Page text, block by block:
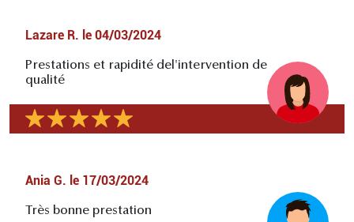
Lazare R. le 04/03/2024
Prestations et rapidité del'intervention de
qualité
Ania G. le 17/03/2024
Très bonne prestation